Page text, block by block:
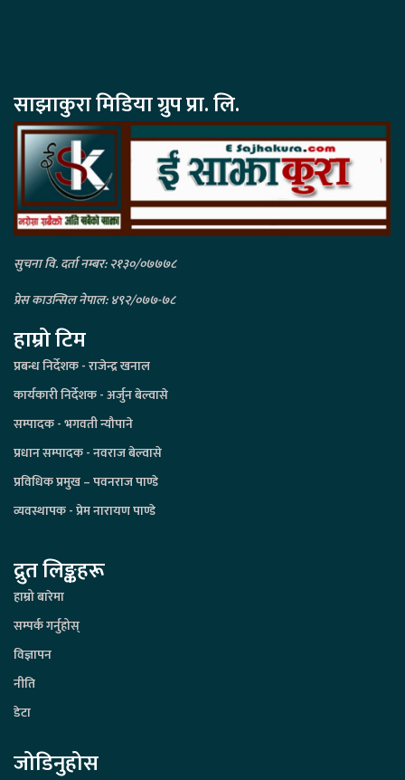
साझाकुरा मिडिया ग्रुप प्रा. लि.
सुचना वि. दर्ता नम्बर: २१३०/०७७७८
प्रेस काउन्सिल नेपाल: ४९२/०७७-७८
हाम्रो टिम
प्रबन्ध निर्देशक - राजेन्द्र खनाल
कार्यकारी निर्देशक - अर्जुन बेल्वासे
सम्पादक - भगवती न्यौपाने
प्रधान सम्पादक - नवराज बेल्वासे
प्रविधिक प्रमुख – पवनराज पाण्डे
व्यवस्थापक - प्रेम नारायण पाण्डे
द्रुत लिङ्कहरू
हाम्रो बारेमा
सम्पर्क गर्नुहोस्
विज्ञापन
नीति
डेटा
जोडिनुहोस